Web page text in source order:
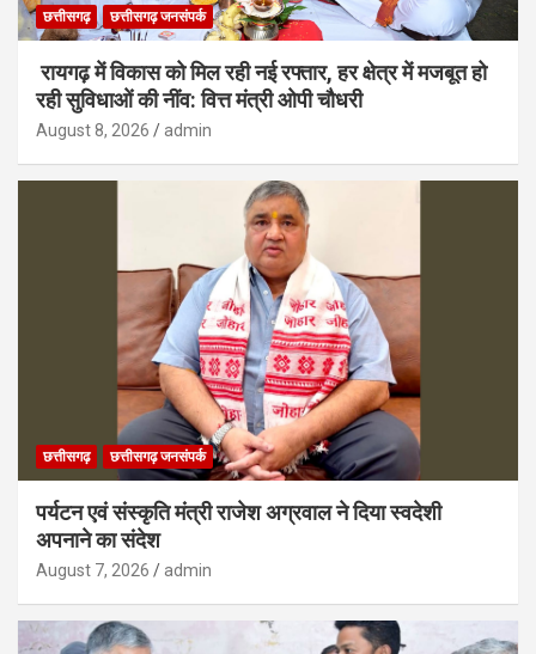
छत्तीसगढ़ छत्तीसगढ़ जनसंपर्क
रायगढ़ में विकास को मिल रही नई रफ्तार, हर क्षेत्र में मजबूत हो
रही सुविधाओं की नींव: वित्त मंत्री ओपी चौधरी
August 8, 2026 admin
छत्तीसगढ़ छत्तीसगढ़ जनसंपर्क
पर्यटन एवं संस्कृति मंत्री राजेश अग्रवाल ने दिया स्वदेशी
अपनाने का संदेश
August 7, 2026 admin